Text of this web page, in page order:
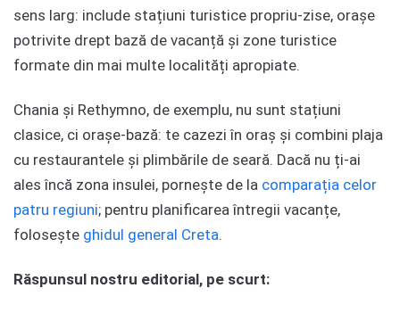
sens larg: include stațiuni turistice propriu-zise, orașe
potrivite drept bază de vacanță și zone turistice
formate din mai multe localități apropiate.
Chania și Rethymno, de exemplu, nu sunt stațiuni
clasice, ci orașe-bază: te cazezi în oraș și combini plaja
cu restaurantele și plimbările de seară. Dacă nu ți-ai
ales încă zona insulei, pornește de la comparația celor
patru regiuni; pentru planificarea întregii vacanțe,
folosește ghidul general Creta.
Răspunsul nostru editorial, pe scurt: